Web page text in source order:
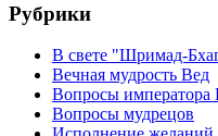
Рубрики
В свете "Шримад-
Вечная мудрость Вед
Вопросы императора
Вопросы мудрецов